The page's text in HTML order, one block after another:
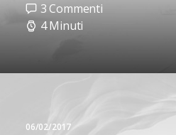
3 Commenti
4 Minuti
06/02/2017